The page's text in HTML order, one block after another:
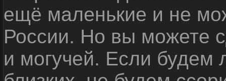
ещё маленькие и не
России. Но вы можете
и могучей. Если будем